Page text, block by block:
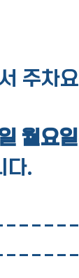
주차
월요
다.